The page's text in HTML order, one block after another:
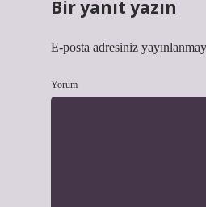
Bir yanıt yazın
E-posta adresiniz
Yorum